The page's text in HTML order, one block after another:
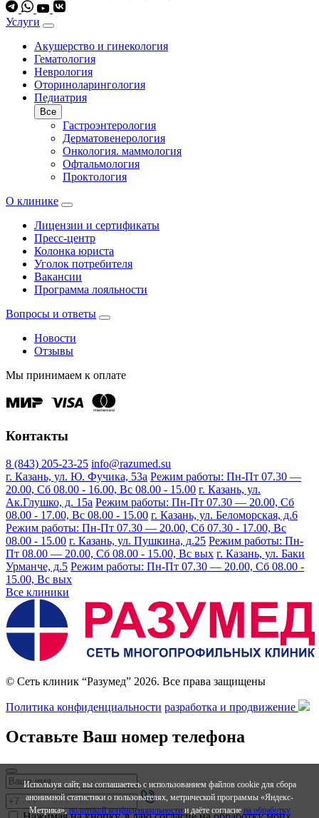
Услуги
Акушерство и гинекология
Гематология
Неврология
Оториноларингология
Педиатрия
Все
Гастроэнтерология
Дерматовенерология
Онкология. маммология
Офтальмология
Проктология
О клинике
Лицензии и сертификаты
Пресс-центр
Колонка юриста
Уголок потребителя
Вакансии
Программа лояльности
Вопросы и ответы
Новости
Отзывы
Мы принимаем к оплате
Контакты
8 (843) 205-23-25 info@razumed.su
г. Казань, ул. Ю. Фучика, 53а Режим работы: Пн-Пт 07.30 —
20.00, Сб 08.00 - 16.00, Вс 08.00 - 15.00 г. Казань, ул.
Ак.Глушко, д. 15а Режим работы: Пн-Пт 07.30 — 20.00, Сб
08.00 - 17.00, Вс 08.00 - 15.00 г. Казань, ул. Беломорская, д.6
Режим работы: Пн-Пт 07.30 — 20.00, Сб 07.30 - 17.00, Вс
08.00 - 15.00 г. Казань, ул. Пушкина, д.25 Режим работы: Пн-
Пт 08.00 — 20.00, Сб 08.00 - 15.00, Вс вых г. Казань, ул. Баки
Урманче, д.5 Режим работы: Пн-Пт 07.30 — 20.00, Сб 08.00 -
15.00, Вс вых
Все клиники
© Сеть клиник “Разумед” 2026. Все права защищены
Политика конфиденциальности разработка и продвижение
Оставьте Ваш номер телефона
Используя сайт, вы соглашаетесь с использованием файлов cookie для сбора
анонимной статистики о пользователях, метрической программы «Яндекс-
Метрика»,политикой конфиденциальностии даёте согласие на обработку